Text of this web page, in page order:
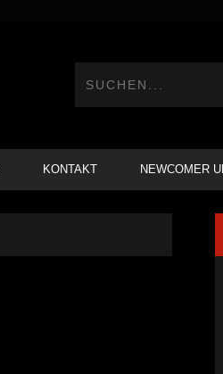
KONTAKT NEWCOMER